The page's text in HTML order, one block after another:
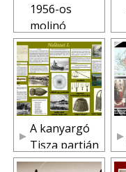
1956-os
molinó
kiállítás
(MNL
JNSzML)
A kanyargó
Tisza partján